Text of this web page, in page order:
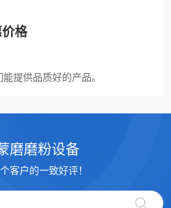
格
提供品质好的产品。
磨磨粉设备
客户的一致好评！